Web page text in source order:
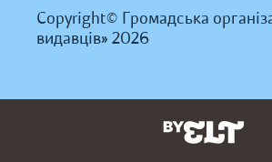
Copyright© Громадська
видавців» 2026